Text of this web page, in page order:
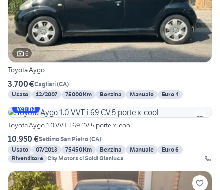
6
Toyota Aygo
3.700 €Cagliari(CA)
Usato
12/2007 75000 Km Benzina Manuale
Euro 4
Vetrina
Toyota Aygo 1.0 VVT-i 69 CV 5 porte x-cool
10.950 €Settimo San Pietro(CA)
Usato
07/2018 75450 Km Benzina Manuale
Euro 6
Rivenditore City Motors di Soldi Gianluca